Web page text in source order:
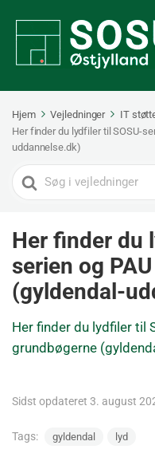
Hjem Vejledninger
IT
Her finder du lydfiler til SOSU-
uddannelse.dk)
Search
For
Her finder du
serien og
(gyldendal-
Her finder du lydfiler til
grundbøgerne
Sidst opdateret 3. august
Tags: gyldendal lyd